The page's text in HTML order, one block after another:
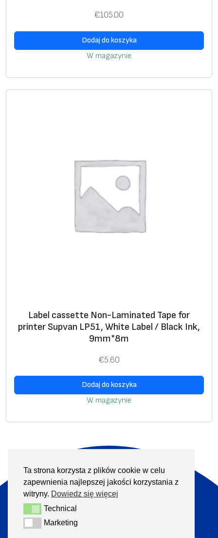
€105.00
Dodaj do koszyka
W magazynie
Label cassette Non-Laminated Tape for
printer Supvan LP51, White Label / Black Ink,
9mm*8m
€5.60
Dodaj do koszyka
W magazynie
O nas
Produkty
Informacje
+370 313 41133
Ta strona korzysta z plików cookie w celu
zapewnienia najlepszej jakości korzystania z
witryny. Dowiedz się więcej
TechnicalTechnical
MarketingMarketing